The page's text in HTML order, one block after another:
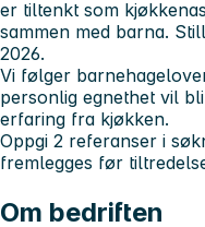
er tiltenkt som
sammen med barna.
2026.
Vi følger
personlig egnethet vil
erfaring fra kjøkken.
Oppgi 2 referanser i
fremlegges før
Om bedriften